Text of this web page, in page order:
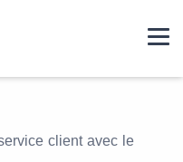
client avec le